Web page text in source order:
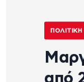
ΠΟΛΙΤΙΚΉ
από